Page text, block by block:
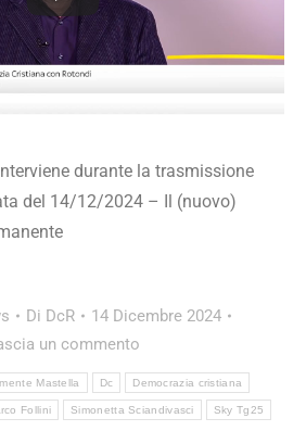
durante la trasmissione
del 14/12/2024 – Il (nuovo)
Di DcR
14 Dicembre 2024
un commento
Mastella Dc Democrazia cristiana
Follini Simonetta Sciandivasci Sky Tg25